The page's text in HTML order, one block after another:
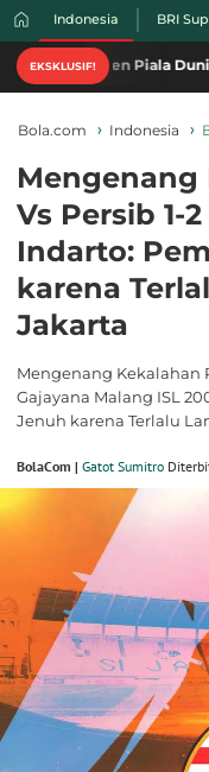
Indonesia BRI
EKSKLUSIF!
Piala Dunia 2026 racikan
Bola.com Indonesia
Mengenang
Vs Persib 1-
Indarto:
karena
Jakarta
Mengenang Kekalahan
Gajayana Malang ISL
Jenuh karena Terlalu
BolaCom | Gatot Sumitro